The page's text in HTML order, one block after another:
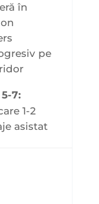
în
pe
7:
1-2
asistat